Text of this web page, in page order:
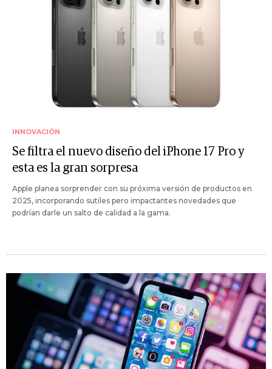
INNOVACIÓN
Se filtra el nuevo diseño del iPhone 17 Pro y
esta es la gran sorpresa
Apple planea sorprender con su próxima versión de productos en
2025, incorporando sutiles pero impactantes novedades que
podrían darle un salto de calidad a la gama.